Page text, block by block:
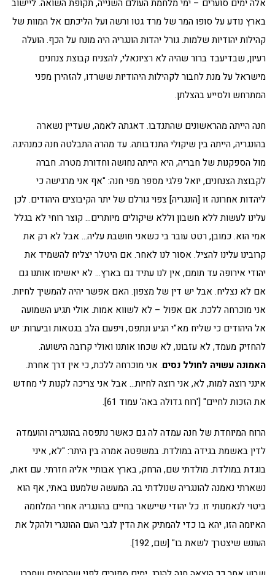
אלה ימים סוערים – ימי מלחמת העולם השנייה, תקופת השואה. ליישוב
בארץ נודע על סופו המר של מרד גטו ורשה ועל הליכתם אל המוות של
קהילות יהודיות שלמות. גורל יהדות הונגריה היה מונח על הכף. הועלה
רעיון, שבדיעבד ברור שהיה לא רציונאלי, להצניח קבוצת צנחנים
מישראל על מנת לחבור לקהילות היהודיות ששרדו, להזהירן מפני
המתרחש ולסייע בהצלתן.
חנה הייתה מהראשונים שהתנדבו. דאגתה לאמה, שעדיין נשארה
בהונגריה, הייתה בין שיקולי התנדבותה. עד מהרה התבלטה חנה כמנהיגה.
מול הספקנות של חבריה, היא הייתה נחושה וחדורת מטרה. חברה
לקבוצת הצנחנים, יואל פלגי מספר מפי חנה: "אף אני מרגישה כי
ליהדות אחרונה זו [הונגריה] צפוי גורלם של יתר הקיבוצים היהודים. לכן
עלינו לעשות ללא חשבון וללא שיקולים מיותרים… קוצר רוחי לא בגלל
אמי הוא. כמובן, רטט עובר בי כשאני חושבת עליה… אבל לא רק את
קרובינו עלינו להציל. אסור לנו לאחר. אם היטלר יצליח להשמיד את
יהודי אירופה עד תומם, אין לנו עתיד גם בארץ… לא יאשימו אותנו גם
אם לא נצליח. אבל יש דין של מצפון. האם אפשר יהיה להמשיך לחיות.
אני מוכרחה ללכת. אם אפול – לא לשווא אמות. אולי תגיע השמועה
אל היהודים כי שליח מא"י הגיע ונתפס, ויפעם הלב בגטאות וביערות: יש
להחזיק מעמד, לא עזבונו, לא שכחו אותנו ואולי קרובה הישועה.
האמונה עשויה לחולל נסים. אני מוכרחה ללכת, כי אין דרך אחרת.
אינני רוצה למות, לא, אני רוצה לחיות… אבל אני צריכה לקנות לי מחדש
את הזכות לחיים" ['רוח גדולה באה' עמוד 61].
הרוח המיוחדת של חנה עמדה לה גם כאשר נתפסה בהונגריה והועמדה
לדין באשמת בגידה במולדת. במשפטה אמרה בין היתר: "לא, איני
בוגדת במולדת. מולדתי שם, הרחק, בארץ אבותיי אליה חזרתי. עם זאת,
נשארתי נאמנה להונגריה שנולדתי בה. המעשה שלמענו באתי, אף הוא
ביטוי לנאמנותי זו. כל יהודי שיישאר בחיים בהונגריה אחרי המלחמה
האיומה הזו, יהא בו כדי להמתיק את הדין לגבי העם ההונגרי ולהקל את
העונש שיצטרך לשאת בו" [שם, 192].